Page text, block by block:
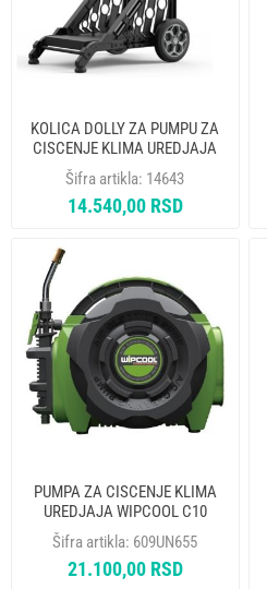
KOLICA DOLLY ZA PUMPU ZA
CISCENJE KLIMA UREDJAJA
WIPCOOL C110T
Šifra artikla: 14643
14.540,00 RSD
PUMPA ZA CISCENJE KLIMA
UREDJAJA WIPCOOL C10
Šifra artikla: 609UN655
21.100,00 RSD